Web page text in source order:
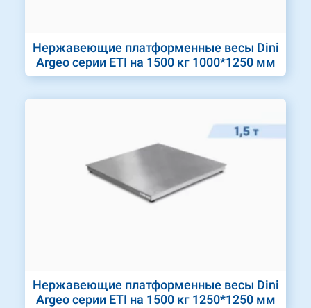
Нержавеющие платформенные весы Dini
Argeo серии ETI на 1500 кг 1000*1250 мм
Нержавеющие платформенные весы Dini
Argeo серии ETI на 1500 кг 1250*1250 мм